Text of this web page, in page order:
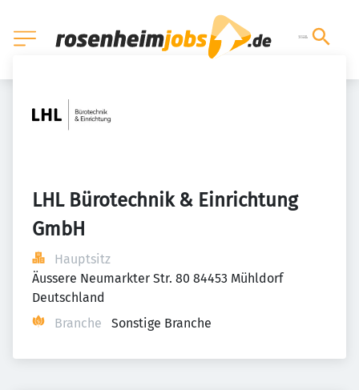
LHL Bürotechnik & Einrichtung
GmbH
Hauptsitz
Äussere Neumarkter Str. 80 84453 Mühldorf
Deutschland
Branche
Sonstige Branche